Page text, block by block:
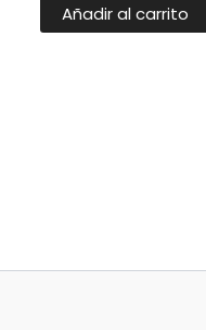
Añadir al carrito